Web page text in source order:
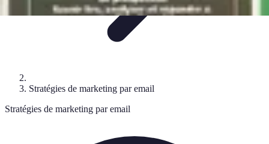
Stratégies de marketing par email
Stratégies de marketing par email